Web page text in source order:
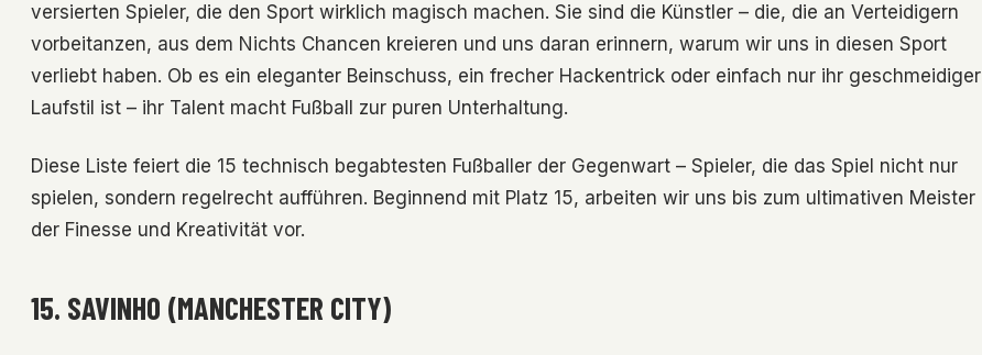
versierten Spieler, die den Sport wirklich magisch machen. Sie sind die Künstler – die, die an Verteidigern
vorbeitanzen, aus dem Nichts Chancen kreieren und uns daran erinnern, warum wir uns in diesen Sport
verliebt haben. Ob es ein eleganter Beinschuss, ein frecher Hackentrick oder einfach nur ihr geschmeidiger
Laufstil ist – ihr Talent macht Fußball zur puren Unterhaltung.
Diese Liste feiert die 15 technisch begabtesten Fußballer der Gegenwart – Spieler, die das Spiel nicht nur
spielen, sondern regelrecht aufführen. Beginnend mit Platz 15, arbeiten wir uns bis zum ultimativen Meister
der Finesse und Kreativität vor.
15. SAVINHO (MANCHESTER CITY)